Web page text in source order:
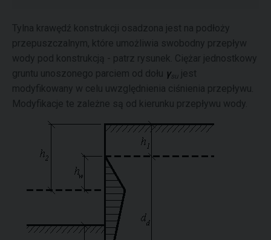
Tylna krawędź konstrukcji osadzona jest na podłoży
przepuszczalnym, które umożliwia swobodny przepływ
wody pod konstrukcją - patrz rysunek. Ciężar jednostkowy
gruntu unoszonego parciem od dołu γsu jest
modyfikowany w celu uwzględnienia ciśnienia przepływu.
Modyfikacje te zależne są od kierunku przepływu wody.